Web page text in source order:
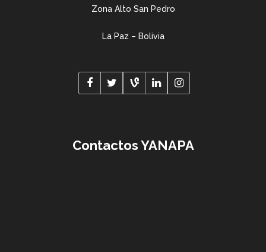
Zona Alto San Pedro
La Paz – Bolivia
Contactos YANAPA